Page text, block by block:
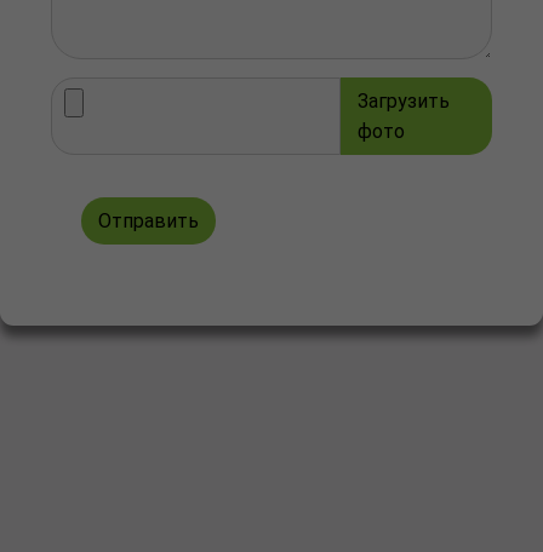
Загрузить
фото
Отправить